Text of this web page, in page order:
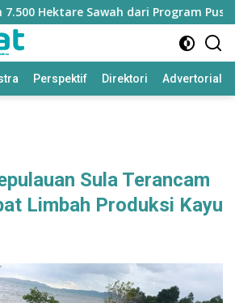
Hektare Sawah dari Program Pusat
Perspektif Direktori Advertorial
Sula Terancam
Limbah Produksi Kayu